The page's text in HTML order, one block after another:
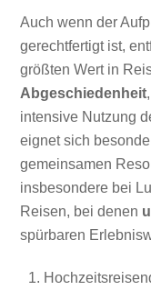
Auch wenn der
gerechtfertigt ist,
größten Wert in
Abgeschiedenheit
intensive Nutzung
eignet sich
gemeinsamen
insbesondere bei
Reisen, bei denen
spürbaren